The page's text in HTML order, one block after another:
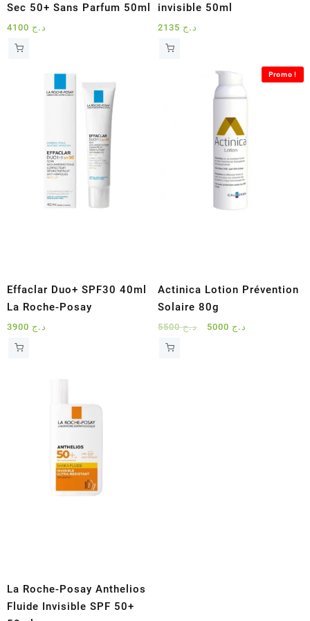
Sec 50+ Sans Parfum 50ml
د.ج
invisible 50ml
د.ج
Effaclar Duo+ SPF30 40ml
La Roche-Posay
د.ج
Promo !
Actinica Lotion Prévention
Solaire 80g
د.ج5500
Le
د.ج
La Roche-Posay Anthelios
Fluide Invisible SPF 50+